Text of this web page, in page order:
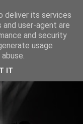
deliver its services
user-agent are
and security
usage
IT